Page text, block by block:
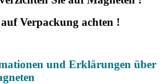
Verpackung achten !
und Erklärungen über